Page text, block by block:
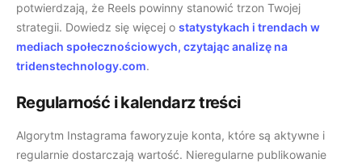
potwierdzają, że Reels powinny stanowić trzon Twojej
strategii. Dowiedz się więcej o statystykach i trendach w
mediach społecznościowych, czytając analizę na
tridenstechnology.com.
Regularność i kalendarz treści
Algorytm Instagrama faworyzuje konta, które są aktywne i
regularnie dostarczają wartość. Nieregularne publikowanie